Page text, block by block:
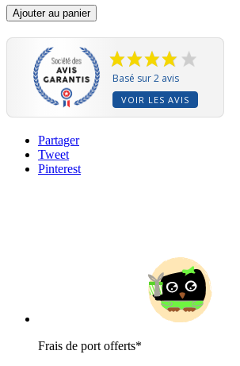
Ajouter au panier
Basé sur 2 avis
VOIR LES AVIS
Partager
Tweet
Pinterest
Frais de port offerts*